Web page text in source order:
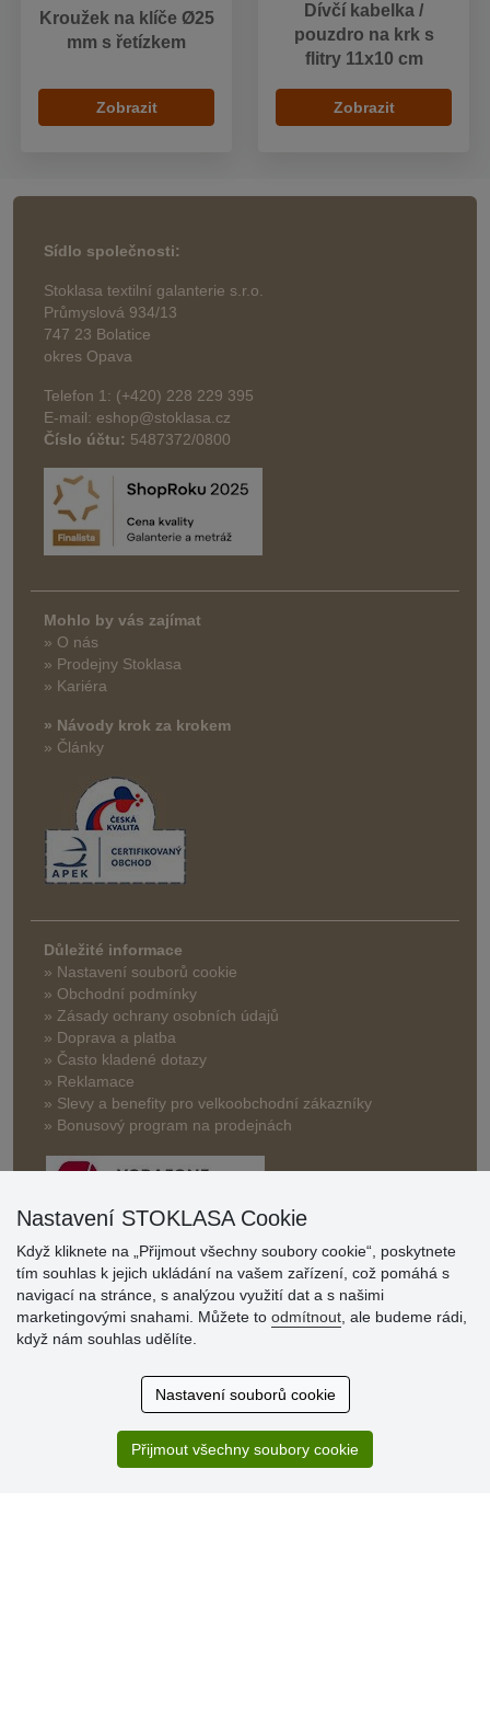
Kroužek na klíče Ø25
mm s řetízkem
Zobrazit
Dívčí kabelka /
pouzdro na krk s
flitry 11x10 cm
Zobrazit
Sídlo společnosti:
Stoklasa textilní galanterie s.r.o.
Průmyslová 934/13
747 23 Bolatice
okres Opava
Telefon 1: (+420) 228 229 395
E-mail: eshop@stoklasa.cz
Číslo účtu: 5487372/0800
Mohlo by vás zajímat
» O nás
» Prodejny Stoklasa
» Kariéra
» Návody krok za krokem
» Články
Důležité informace
» Nastavení souborů cookie
» Obchodní podmínky
» Zásady ochrany osobních údajů
» Doprava a platba
» Často kladené dotazy
» Reklamace
» Slevy a benefity pro velkoobchodní zákazníky
» Bonusový program na prodejnách
Hodnocení
zákazníků
Super obchod, kvalitní zboží za slušné ceny. Vřele
Sortiment za fajn ceny a hlavně super rychlé dodání. Moc
Nastavení STOKLASA Cookie
Když kliknete na „Přijmout všechny soubory cookie“, poskytnete
tím souhlas k jejich ukládání na vašem zařízení, což pomáhá s
navigací na stránce, s analýzou využití dat a s našimi
marketingovými snahami. Můžete to odmítnout , ale budeme rádi,
když nám souhlas udělíte.
Nastavení souborů cookie
Přijmout všechny soubory cookie